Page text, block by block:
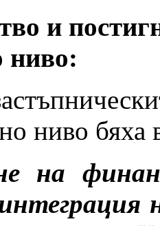
и
ниво:
ниво бяха
на